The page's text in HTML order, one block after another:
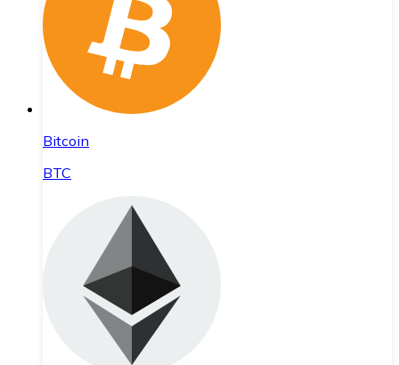
Bitcoin
BTC